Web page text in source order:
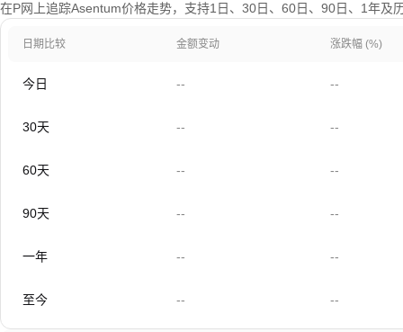
在P网上追踪Asentum价格走势，支持1日、30日、60日、90日、1年及
日期比较 金额变动 涨跌幅 (%)
今日 -- --
30天 -- --
60天 -- --
90天 -- --
一年 -- --
至今 -- --